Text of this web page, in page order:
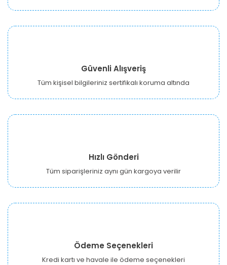
Güvenli Alışveriş
Tüm kişisel bilgileriniz sertifikalı koruma altında
Hızlı Gönderi
Tüm siparişleriniz aynı gün kargoya verilir
Ödeme Seçenekleri
Kredi kartı ve havale ile ödeme seçenekleri